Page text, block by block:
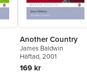
Another Country
James Baldwin
Häftad, 2001
169 kr